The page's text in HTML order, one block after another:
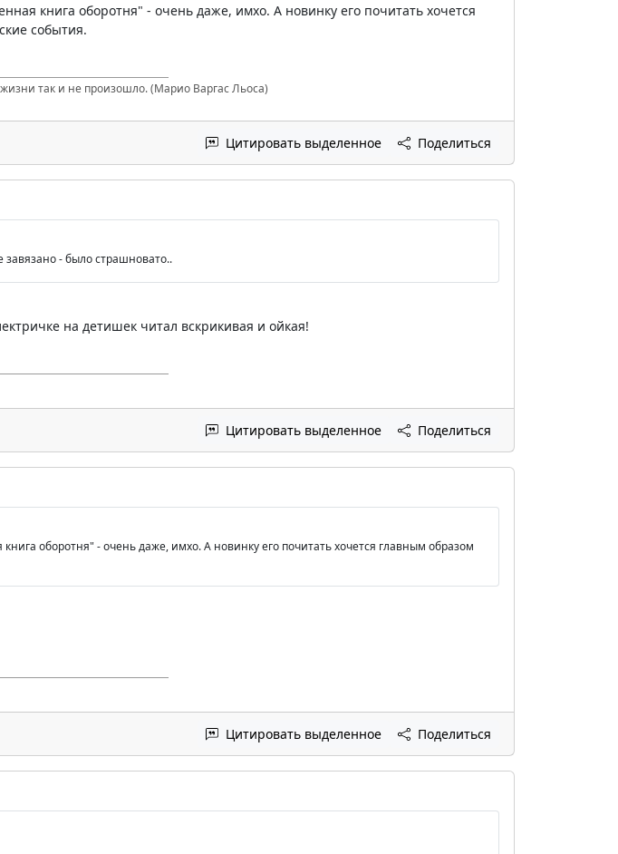
книга оборотня" - очень даже, имхо. А новинку его почитать хочется
события.
так и не произошло. (Марио Варгас Льоса)
Цитировать выделенное Поделиться
завязано - было страшновато..
на детишек читал вскрикивая и ойкая!
Цитировать выделенное Поделиться
оборотня" - очень даже, имхо. А новинку его почитать хочется главным образом
Цитировать выделенное Поделиться